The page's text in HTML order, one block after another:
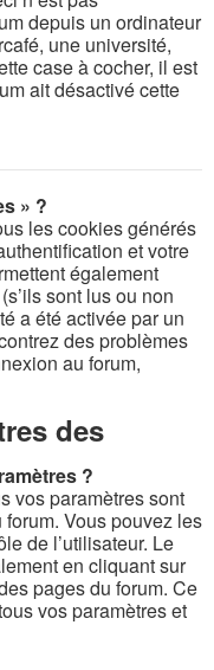
depuis un ordinateur
une université,
case à cocher, il est
ait désactivé cette
» ?
les cookies générés
et votre
également
sont lus ou non
a été activée par un
des problèmes
au forum,
des
?
vos paramètres sont
Vous pouvez les
de l’utilisateur. Le
en cliquant sur
pages du forum. Ce
vos paramètres et